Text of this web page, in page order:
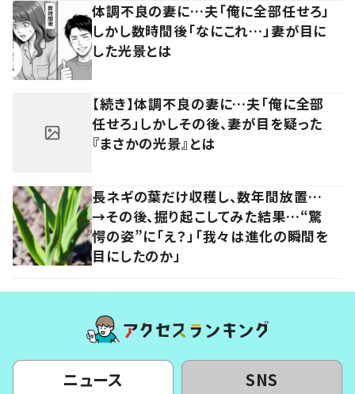
体調不良の妻に…夫「俺に全部任せろ」
しかし数時間後「なにこれ…」妻が目に
した光景とは
【続き】体調不良の妻に…夫「俺に全部
任せろ」しかしその後、妻が目を疑った
『まさかの光景』とは
長ネギの葉だけ収穫し、数年間放置…
→その後、掘り起こしてみた結果…“驚
愕の姿”に「え？」「我々は進化の瞬間を
目にしたのか」
ニュース SNS